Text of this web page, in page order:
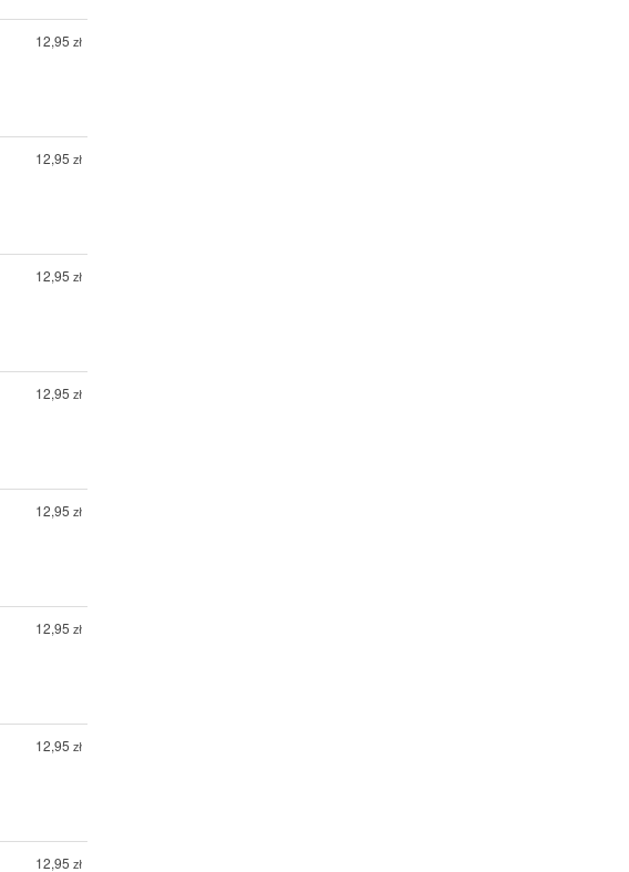
12,95 zł
12,95 zł
12,95 zł
12,95 zł
12,95 zł
12,95 zł
12,95 zł
12,95 zł